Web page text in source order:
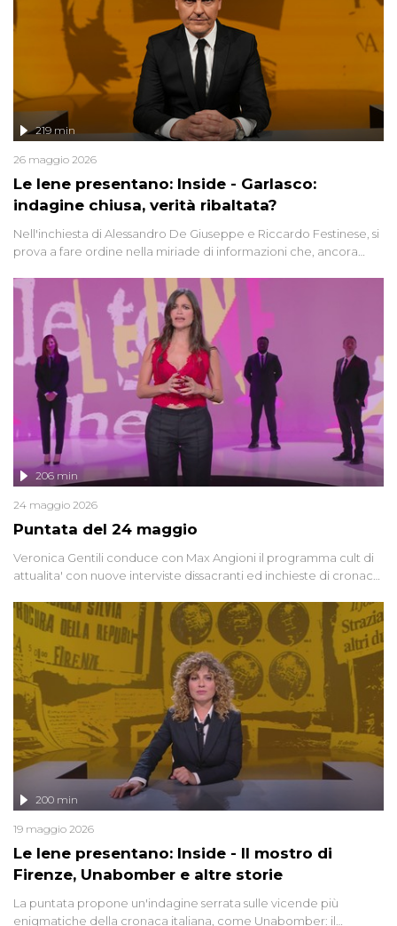
Le Iene presentano: Inside - Garlasco:
indagine chiusa, verità ribaltata?
219 min
26 maggio 2026
Nell'inchiesta di Alessandro De Giuseppe e Riccardo Festinese, si
prova a fare ordine nella miriade di informazioni che, ancora
giudiziarie più discusse degli ultimi anni. Lo speciale ricostruisce la
vicenda mettendo in fila testimonianze, errori, dettagli
controversi e i protagonisti di un'indagine che sembra non avere
fine.
Puntata del 24 maggio
206 min
24 maggio 2026
Veronica Gentili conduce con Max Angioni il programma cult di
attualita' con nuove interviste dissacranti ed inchieste di cronaca
Le Iene presentano: Inside - Il mostro di
Firenze, Unabomber e altre storie
200 min
19 maggio 2026
La puntata propone un'indagine serrata sulle vicende più
enigmatiche della cronaca italiana, come Unabomber: il